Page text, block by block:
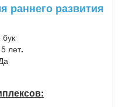
раннего развития
лет.